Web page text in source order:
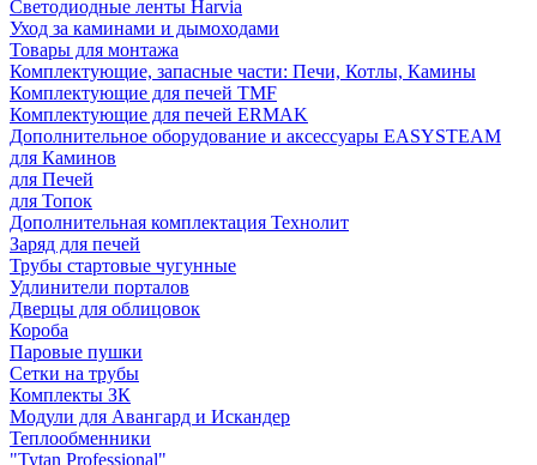
Светодиодные ленты Harvia
Уход за каминами и дымоходами
Товары для монтажа
Комплектующие, запасные части: Печи, Котлы, Камины
Комплектующие для печей TMF
Комплектующие для печей ERMAK
Дополнительное оборудование и аксессуары EASYSTEAM
для Каминов
для Печей
для Топок
Дополнительная комплектация Технолит
Заряд для печей
Трубы стартовые чугунные
Удлинители порталов
Дверцы для облицовок
Короба
Паровые пушки
Сетки на трубы
Комплекты ЗК
Модули для Авангард и Искандер
Теплообменники
"Tytan Professional"